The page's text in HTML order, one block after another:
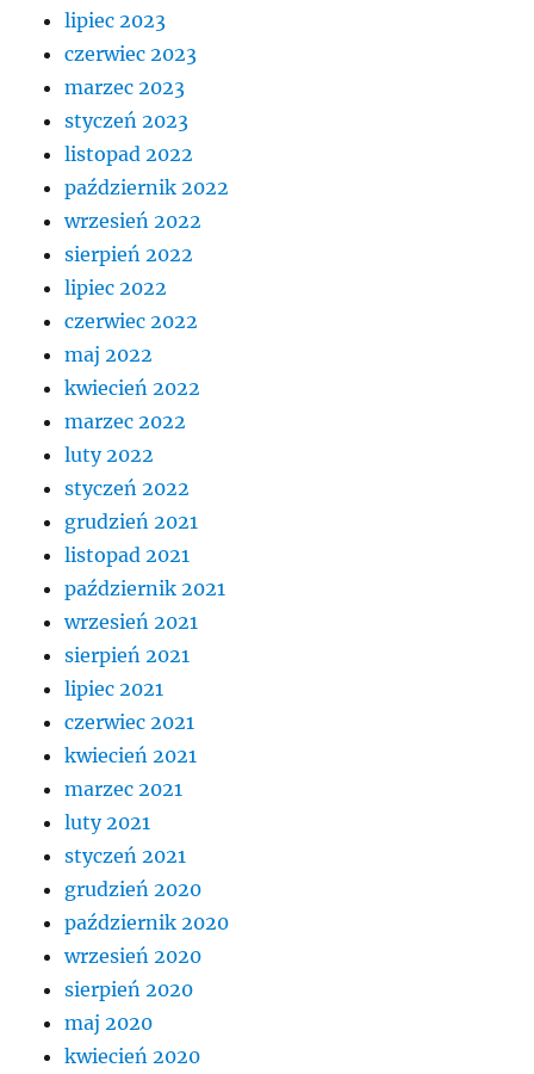
lipiec 2023
czerwiec 2023
marzec 2023
styczeń 2023
listopad 2022
październik 2022
wrzesień 2022
sierpień 2022
lipiec 2022
czerwiec 2022
maj 2022
kwiecień 2022
marzec 2022
luty 2022
styczeń 2022
grudzień 2021
listopad 2021
październik 2021
wrzesień 2021
sierpień 2021
lipiec 2021
czerwiec 2021
kwiecień 2021
marzec 2021
luty 2021
styczeń 2021
grudzień 2020
październik 2020
wrzesień 2020
sierpień 2020
maj 2020
kwiecień 2020